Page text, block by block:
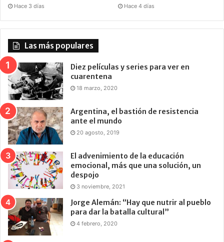
Hace 3 días Hace 4 días
Las más populares
Diez películas y series para ver en
cuarentena
18 marzo, 2020
Argentina, el bastión de resistencia
ante el mundo
20 agosto, 2019
El advenimiento de la educación
emocional, más que una solución, un
despojo
3 noviembre, 2021
Jorge Alemán: “Hay que nutrir al pueblo
para dar la batalla cultural”
4 febrero, 2020